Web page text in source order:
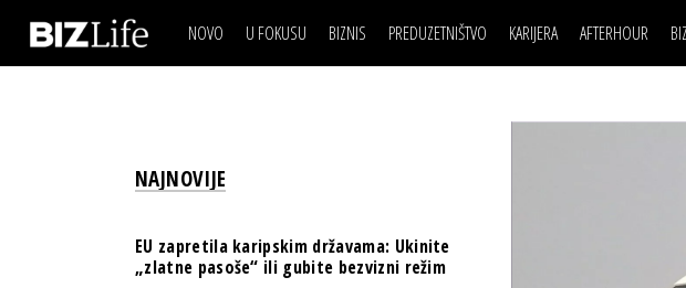
NOVO U FOKUSU BIZNIS
BANKE
PREDUZETNIŠTVO KARIJERA AFTERHOUR
IZJAVA DANABIZNIS SCENA
BREND I KOMUNIKACIJE
OSIGURANJE
TECH I AI
POSAO
MOJ UGAO
FILM I
AUTO SVET
NAJNOVIJE
EU zapretila karipskim državama: Ukinite
„zlatne pasoše“ ili gubite bezvizni režim